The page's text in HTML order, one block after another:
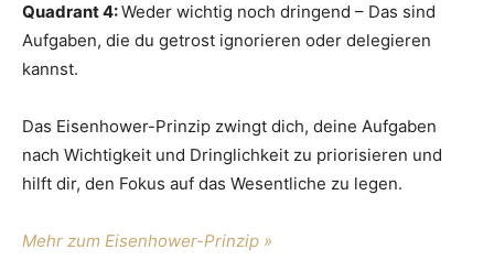
Quadrant 4:Weder wichtig noch dringend – Das sind
Aufgaben, die du getrost ignorieren oder delegieren
kannst.
Das Eisenhower-Prinzip zwingt dich, deine Aufgaben
nach Wichtigkeit und Dringlichkeit zu priorisieren und
hilft dir, den Fokus auf das Wesentliche zu legen.
Mehr zum Eisenhower-Prinzip »